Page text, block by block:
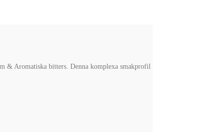
& Aromatiska bitters. Denna komplexa smakprofil